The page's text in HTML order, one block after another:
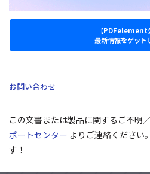
【PDFelement
最新情報をゲット
お問い合わせ
この文書または製品に関するご不明
ポートセンター よりご連絡ください
す！